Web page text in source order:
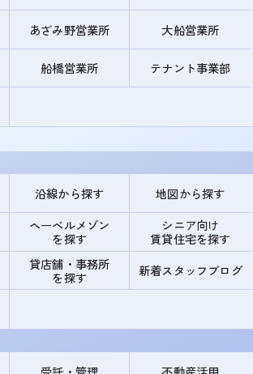
あざみ野営業所 大船営業所
船橋営業所 テナント事業部
沿線から探す 地図から探す
ヘーベルメゾン
を探す
シニア向け
賃貸住宅を探す
貸店舗・事務所
を探す
新着スタッフブログ